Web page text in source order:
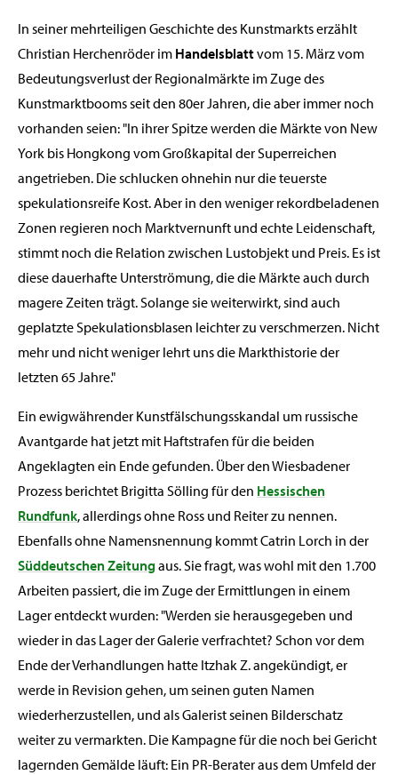
In seiner mehrteiligen Geschichte des Kunstmarkts erzählt
Christian Herchenröder im Handelsblattvom 15. März vom
Bedeutungsverlust der Regionalmärkte im Zuge des
Kunstmarktbooms seit den 80er Jahren, die aber immer noch
vorhanden seien: "In ihrer Spitze werden die Märkte von New
York bis Hongkong vom Großkapital der Superreichen
angetrieben. Die schlucken ohnehin nur die teuerste
spekulationsreife Kost. Aber in den weniger rekordbeladenen
Zonen regieren noch Marktvernunft und echte Leidenschaft,
stimmt noch die Relation zwischen Lustobjekt und Preis. Es ist
diese dauerhafte Unterströmung, die die Märkte auch durch
magere Zeiten trägt. Solange sie weiterwirkt, sind auch
geplatzte Spekulationsblasen leichter zu verschmerzen. Nicht
mehr und nicht weniger lehrt uns die Markthistorie der
letzten 65 Jahre."
Ein ewigwährender Kunstfälschungsskandal um russische
Avantgarde hat jetzt mit Haftstrafen für die beiden
Angeklagten ein Ende gefunden. Über den Wiesbadener
Prozess berichtet Brigitta Sölling für den Hessischen
Rundfunk, allerdings ohne Ross und Reiter zu nennen.
Ebenfalls ohne Namensnennung kommt Catrin Lorch in der
Süddeutschen Zeitungaus. Sie fragt, was wohl mit den 1.700
Arbeiten passiert, die im Zuge der Ermittlungen in einem
Lager entdeckt wurden: "Werden sie herausgegeben und
wieder in das Lager der Galerie verfrachtet? Schon vor dem
Ende der Verhandlungen hatte Itzhak Z. angekündigt, er
werde in Revision gehen, um seinen guten Namen
wiederherzustellen, und als Galerist seinen Bilderschatz
weiter zu vermarkten. Die Kampagne für die noch bei Gericht
lagernden Gemälde läuft: Ein PR-Berater aus dem Umfeld der